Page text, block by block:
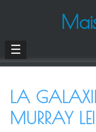
☰
LA
MURRAY